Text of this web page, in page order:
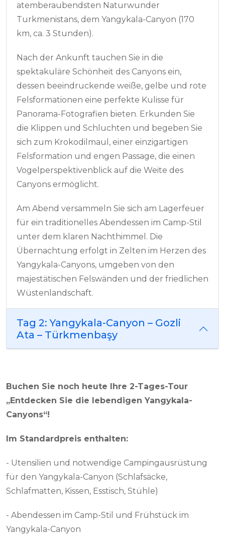
atemberaubendsten Naturwunder
Turkmenistans, dem Yangykala-Canyon (170
km, ca. 3 Stunden).
Nach der Ankunft tauchen Sie in die
spektakuläre Schönheit des Canyons ein,
dessen beeindruckende weiße, gelbe und rote
Felsformationen eine perfekte Kulisse für
Panorama-Fotografien bieten. Erkunden Sie
die Klippen und Schluchten und begeben Sie
sich zum Krokodilmaul, einer einzigartigen
Felsformation und engen Passage, die einen
Vogelperspektivenblick auf die Weite des
Canyons ermöglicht.
Am Abend versammeln Sie sich am Lagerfeuer
für ein traditionelles Abendessen im Camp-Stil
unter dem klaren Nachthimmel. Die
Übernachtung erfolgt in Zelten im Herzen des
Yangykala-Canyons, umgeben von den
majestätischen Felswänden und der friedlichen
Wüstenlandschaft.
Tag 2: Yangykala-Canyon – Gozli
Ata – Türkmenbaşy
Buchen Sie noch heute Ihre 2-Tages-Tour
„Entdecken Sie die lebendigen Yangykala-
Canyons“!
Im Standardpreis enthalten:
- Utensilien und notwendige Campingausrüstung
für den Yangykala-Canyon (Schlafsäcke,
Schlafmatten, Kissen, Esstisch, Stühle)
- Abendessen im Camp-Stil und Frühstück im
Yangykala-Canyon